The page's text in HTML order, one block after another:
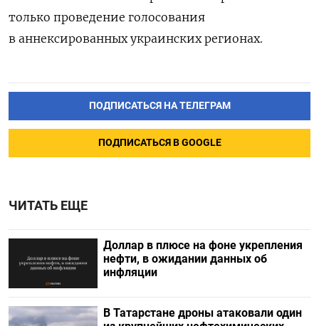
только проведение голосования
в аннексированных украинских регионах.
ПОДПИСАТЬСЯ НА ТЕЛЕГРАМ
ПОДПИСАТЬСЯ В GOOGLE
ЧИТАТЬ ЕЩЕ
Доллар в плюсе на фоне укрепления
нефти, в ожидании данных об
инфляции
В Татарстане дроны атаковали один